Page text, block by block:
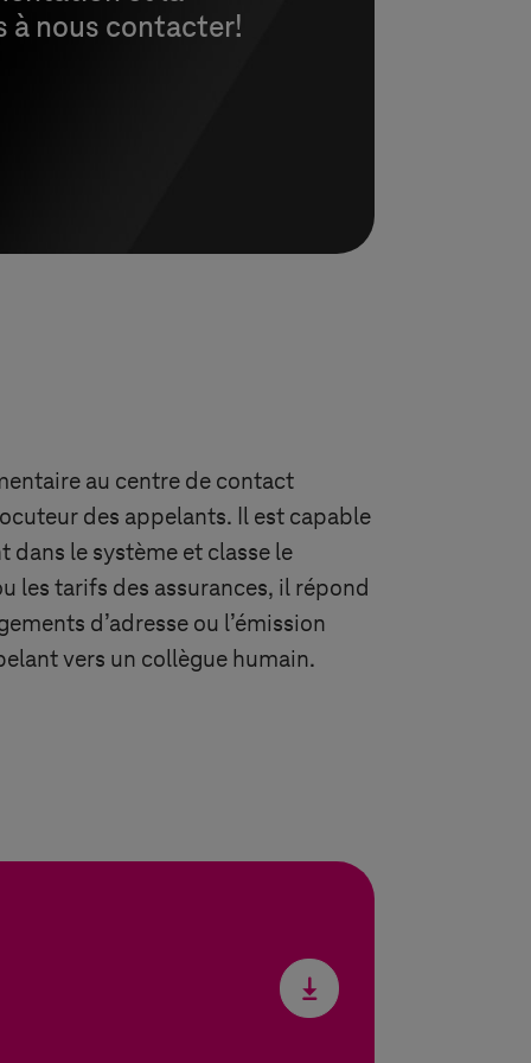
à nous contacter!
au centre de contact
des appelants. Il est capable
dans le système et classe le
les tarifs des assurances, il répond
d’adresse ou l’émission
vers un collègue humain.